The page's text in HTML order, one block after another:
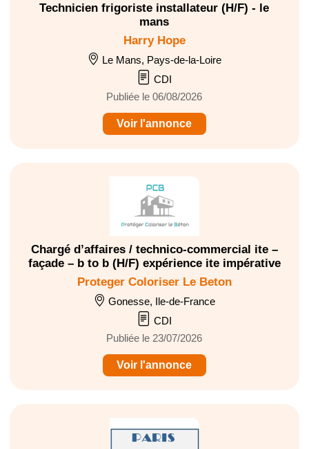
Technicien frigoriste installateur (H/F) - le
mans
Harry Hope
Le Mans, Pays-de-la-Loire
CDI
Publiée le 06/08/2026
Voir l'annonce
Chargé d’affaires / technico-commercial ite –
façade – b to b (H/F) expérience ite impérative
Proteger Coloriser Le Beton
Gonesse, Ile-de-France
CDI
Publiée le 23/07/2026
Voir l'annonce